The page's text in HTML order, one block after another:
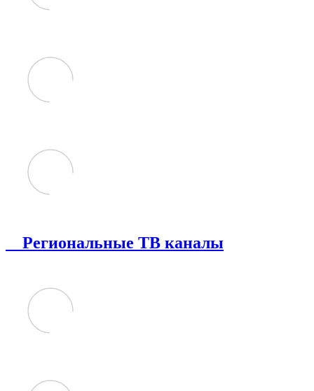
Региональные ТВ каналы